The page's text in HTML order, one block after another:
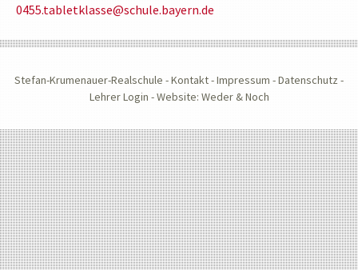
0455.tabletklasse@schule.bayern.de
Stefan-Krumenauer-Realschule -Kontakt-Impressum -Datenschutz-
Lehrer Login -Website: Weder & Noch